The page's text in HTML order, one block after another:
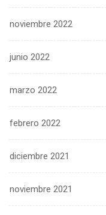
noviembre 2022
junio 2022
marzo 2022
febrero 2022
diciembre 2021
noviembre 2021